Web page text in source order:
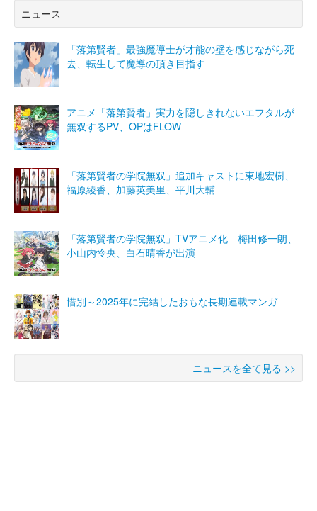
ニュース
「落第賢者」最強魔導士が才能の壁を感じながら死
去、転生して魔導の頂き目指す
アニメ「落第賢者」実力を隠しきれないエフタルが
無双するPV、OPはFLOW
「落第賢者の学院無双」追加キャストに東地宏樹、
福原綾香、加藤英美里、平川大輔
「落第賢者の学院無双」TVアニメ化 梅田修一朗、
小山内怜央、白石晴香が出演
惜別～2025年に完結したおもな長期連載マンガ
ニュースを全て見る >>